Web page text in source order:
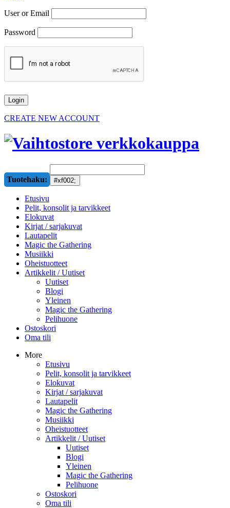
User or Email
Password
CREATE NEW ACCOUNT
Tuotehaku:
Etusivu
Pelit, konsolit ja tarvikkeet
Elokuvat
Kirjat / sarjakuvat
Lautapelit
Magic the Gathering
Musiikki
Oheistuotteet
Artikkelit / Uutiset
Uutiset
Blogi
Yleinen
Magic the Gathering
Pelihuone
Ostoskori
Oma tili
More
Etusivu
Pelit, konsolit ja tarvikkeet
Elokuvat
Kirjat / sarjakuvat
Lautapelit
Magic the Gathering
Musiikki
Oheistuotteet
Artikkelit / Uutiset
Uutiset
Blogi
Yleinen
Magic the Gathering
Pelihuone
Ostoskori
Oma tili